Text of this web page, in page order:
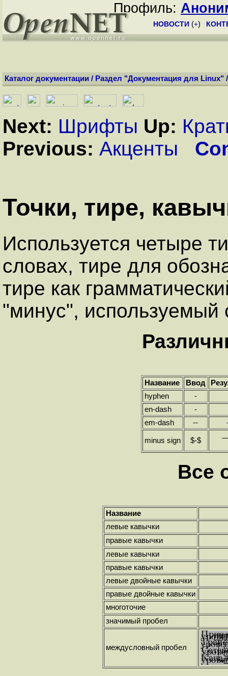
Профиль:
НОВОСТИ (+)
Каталог документации / Раздел "Документация для Linux"
Next: Шрифты Up:
Previous: Акценты
Точки, тире,
Используется четыре
словах, тире для
тире как
"минус", используемый
Название Ввод
hyphen
-
en-dash
-
em-dash
--
minus sign $-$
Все
Название
левые кавычки
правые кавычки
левые кавычки
правые кавычки
левые двойные кавычки
правые двойные кавычки
многоточие
значимый пробел
междусловный пробел